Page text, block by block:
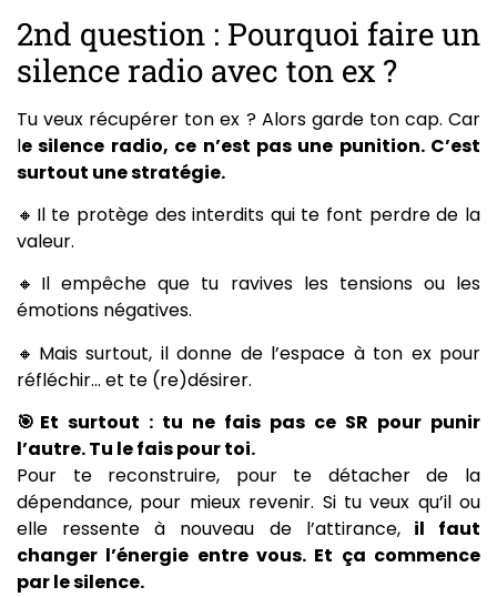
2nd question : Pourquoi faire un
silence radio avec ton ex ?
Tu veux récupérer ton ex ? Alors garde ton cap. Car
le silence radio, ce n’est pas une punition. C’est
surtout une stratégie.
🔸Il te protège des interdits qui te font perdre de la
valeur.
🔸Il empêche que tu ravives les tensions ou les
émotions négatives.
🔸Mais surtout, il donne de l’espace à ton ex pour
réfléchir… et te (re)désirer.
🎯Et surtout : tu ne fais pas ce SR pour punir
l’autre. Tu le fais pour toi.
Pour te reconstruire, pour te détacher de la
dépendance, pour mieux revenir. Si tu veux qu’il ou
elle ressente à nouveau de l’attirance,il faut
changer l’énergie entre vous. Et ça commence
par le silence.